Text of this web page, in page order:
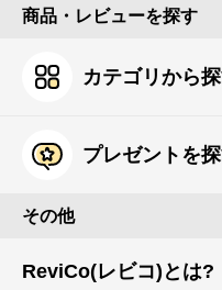
商品・レビューを探す
カテゴリから
プレゼントを
その他
ReviCo(レビコ)とは?